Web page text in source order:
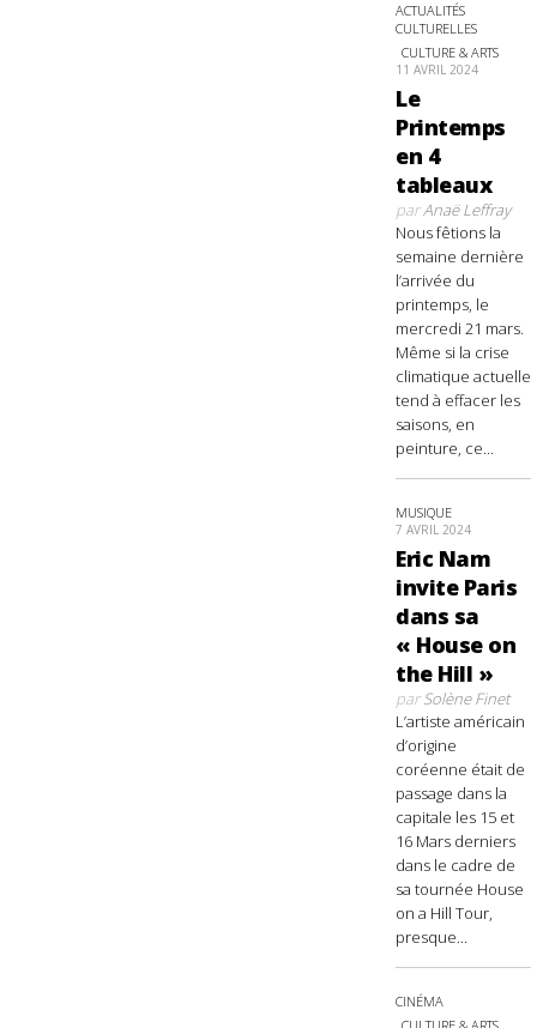
ACTUALITÉS
CULTURELLES
CULTURE & ARTS
11 AVRIL 2024
Le
Printemps
en 4
tableaux
parAnaë Leffray
Nous fêtions la
semaine dernière
l’arrivée du
printemps, le
mercredi 21 mars.
Même si la crise
climatique actuelle
tend à effacer les
saisons, en
peinture, ce...
MUSIQUE
7 AVRIL 2024
Eric Nam
invite Paris
dans sa
« House on
the Hill »
parSolène Finet
L’artiste américain
d’origine
coréenne était de
passage dans la
capitale les 15 et
16 Mars derniers
dans le cadre de
sa tournée House
on a Hill Tour,
presque...
CINÉMA